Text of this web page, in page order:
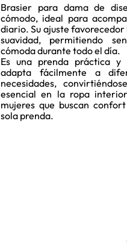
Brasier para dama de
cómodo, ideal para
diario. Su ajuste
suavidad, permitiendo
cómoda durante todo el día.
Es una prenda práctica y
adapta fácilmente a
necesidades,
esencial en la ropa
mujeres que buscan
sola prenda.